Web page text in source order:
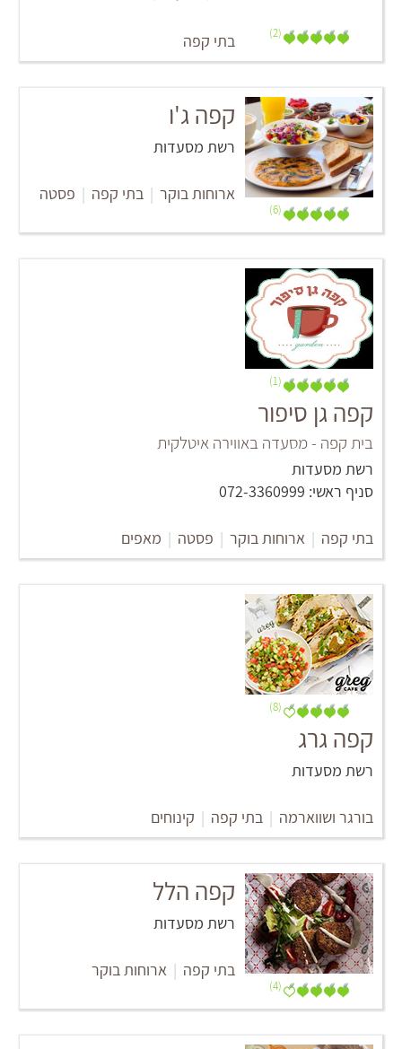
(2) בתי קפה
(6)
קפה ג'ו
רשת מסעדות
ארוחות בוקר | בתי קפה | פסטה
(1)
קפה גן סיפור
בית קפה - מסעדה באווירה איטלקית
רשת מסעדות
סניף ראשי: 072-3360999
בתי קפה | ארוחות בוקר | פסטה | מאפים
(8)
קפה גרג
רשת מסעדות
בורגר ושווארמה | בתי קפה | קינוחים
(4)
קפה הלל
רשת מסעדות
בתי קפה | ארוחות בוקר